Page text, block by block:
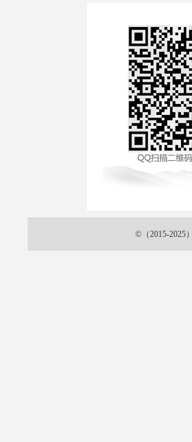
©（2015-2025）